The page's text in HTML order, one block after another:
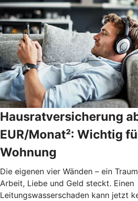
Hausratversicherung
EUR/Monat²: Wichtig
Wohnung
Die eigenen vier Wänden – ein
Arbeit, Liebe und Geld steckt. Einen
Leitungswasserschaden kann jetzt